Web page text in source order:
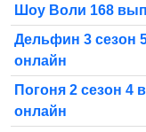
Шоу Воли 168
Дельфин 3 сезон
онлайн
Погоня 2 сезон 4
онлайн